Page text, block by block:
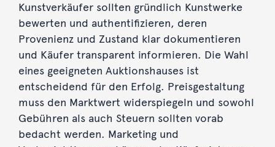
Kunstverkäufer sollten gründlich Kunstwerke
bewerten und authentifizieren, deren
Provenienz und Zustand klar dokumentieren
und Käufer transparent informieren. Die Wahl
eines geeigneten Auktionshauses ist
entscheidend für den Erfolg. Preisgestaltung
muss den Marktwert widerspiegeln und sowohl
Gebühren als auch Steuern sollten vorab
bedacht werden. Marketing und